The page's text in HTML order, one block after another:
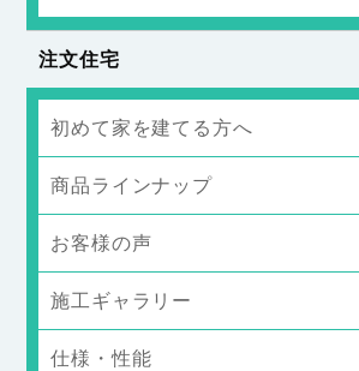
注文住宅
初めて家を建てる方へ
商品ラインナップ
お客様の声
施工ギャラリー
仕様・性能